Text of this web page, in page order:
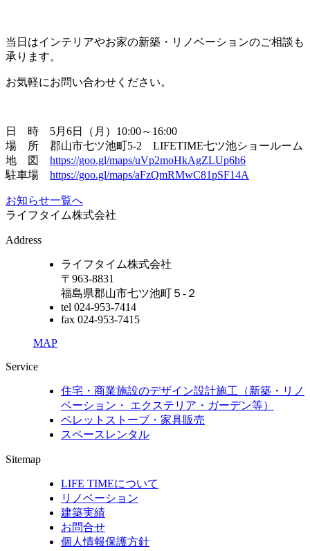
当日はインテリアやお家の新築・リノベーションのご相談も
承ります。
お気軽にお問い合わせください。
日 時 5月6日（月）10:00～16:00
場 所 郡山市七ツ池町5-2 LIFETIME七ツ池ショールーム
地 図 https://goo.gl/maps/uVp2moHkAgZLUp6h6
駐車場 https://goo.gl/maps/aFzQmRMwC81pSF14A
お知らせ一覧へ
ライフタイム株式会社
Address
ライフタイム株式会社
〒963-8831
福島県郡山市七ツ池町５-２
tel 024-953-7414
fax 024-953-7415
MAP
Service
住宅・商業施設のデザイン設計施工（新築・リノ
ベーション・ エクステリア・ガーデン等）
ペレットストーブ・家具販売
スペースレンタル
Sitemap
LIFE TIMEについて
リノベーション
建築実績
お問合せ
個人情報保護方針